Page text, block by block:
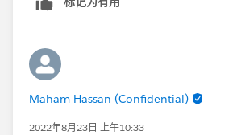
Maham Hassan (Confidential)
2022年8月23日 上午10:33